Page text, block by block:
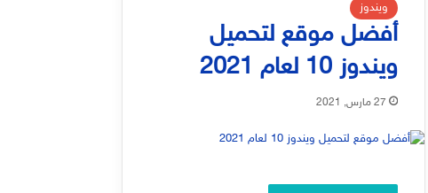
ويندوز
أفضل موقع لتحميل
ويندوز 10 لعام 2021
27 مارس, 2021